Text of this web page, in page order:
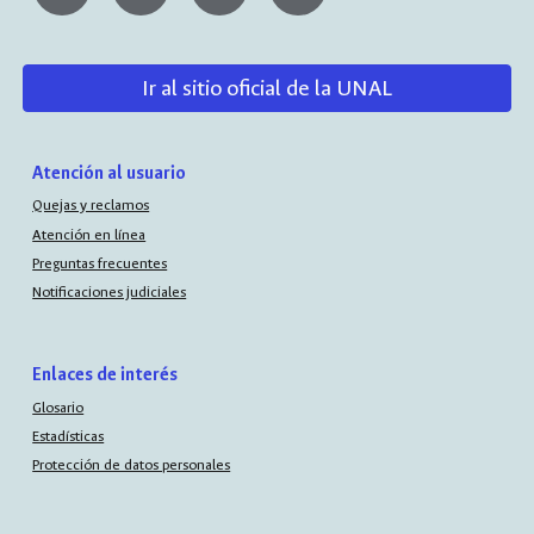
Ir al sitio oficial de la UNAL
Atención al usuario
Quejas y reclamos
Atención en línea
Preguntas frecuentes
Notificaciones judiciales
Enlaces de interés
Glosario
Estadísticas
Protección de datos personales